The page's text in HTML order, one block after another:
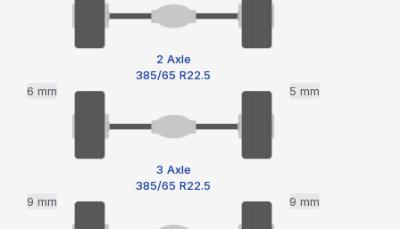
2 Axle
385/65 R22.5
6 mm
5 mm
3 Axle
385/65 R22.5
9 mm
9 mm